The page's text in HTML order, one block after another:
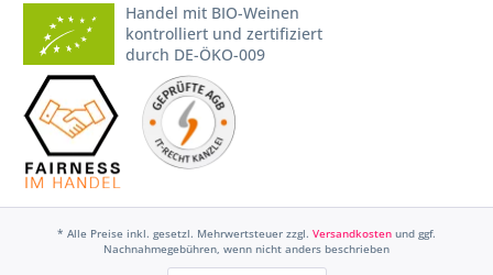
Handel mit BIO-Weinen
kontrolliert und zertifiziert
durch DE-ÖKO-009
* Alle Preise inkl. gesetzl. Mehrwertsteuer zzgl. Versandkosten und ggf.
Nachnahmegebühren, wenn nicht anders beschrieben